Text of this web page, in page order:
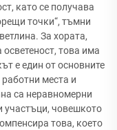
като се получава
точки“, тъмни
За хората,
това има
е един от основните
места и
са неравномерни
участъци, човешкото
това, което